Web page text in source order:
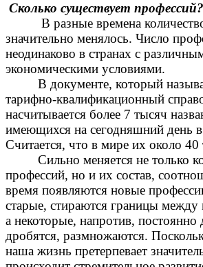
Сколько существует профессий?
В разные времена
значительно менялось. Число
неодинаково в странах с
экономическими условиями.
В документе, который
тарифно-квалификационный
насчитывается более 7 тысяч
имеющихся на сегодняшний день
Считается, что в мире их около 40
Сильно меняется не только
профессий, но и их состав,
время появляются новые
старые, стираются границы
а некоторые, напротив, постоянно
дробятся, размножаются.
наша жизнь претерпевает